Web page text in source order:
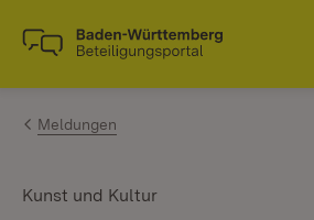
Zum Inhalt springen
Link zur Startseite
Meldungen
Kunst und Kultur